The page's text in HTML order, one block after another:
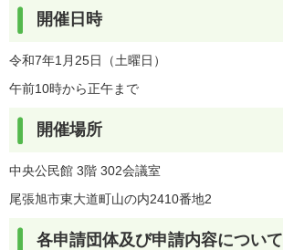
開催日時
令和7年1月25日（土曜日）
午前10時から正午まで
開催場所
中央公民館 3階 302会議室
尾張旭市東大道町山の内2410番地2
各申請団体及び申請内容について